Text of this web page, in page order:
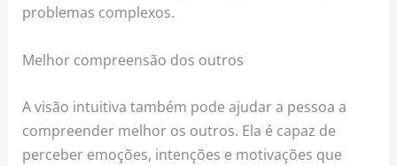
problemas complexos.
Melhor compreensão dos outros
A visão intuitiva também pode ajudar a pessoa a
compreender melhor os outros. Ela é capaz de
perceber emoções, intenções e motivações que